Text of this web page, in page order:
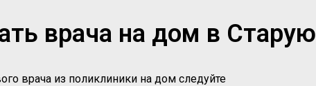
врача на дом в Старую
врача из поликлиники на дом следуйте